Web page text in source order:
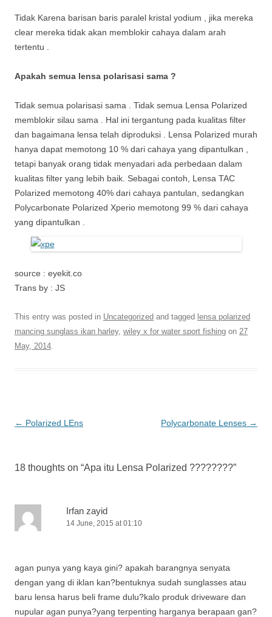
Tidak Karena barisan baris paralel kristal yodium , jika mereka
clear mereka tidak akan memblokir cahaya dalam arah
tertentu .
Apakah semua lensa polarisasi sama ?
Tidak semua polarisasi sama . Tidak semua Lensa Polarized
memblokir silau sama . Hal ini tergantung pada kualitas filter
dan bagaimana lensa telah diproduksi . Lensa Polarized murah
hanya dapat memotong 10 % dari cahaya yang dipantulkan ,
tetapi banyak orang tidak menyadari ada perbedaan dalam
kualitas filter yang lebih baik. Sebagai contoh, Lensa TAC
Polarized memotong 40% dari cahaya pantulan, sedangkan
Polycarbonate Polarized Xperio memotong 99 % dari cahaya
yang dipantulkan .
source : eyekit.co
Trans by : JS
This entry was posted in Uncategorized and tagged lensa polarized
mancing sunglass ikan harley, wiley x for water sport fishing on 27
May, 2014.
Post
← Polarized LEns Polycarbonate Lenses →
18 thoughts on “Apa itu Lensa Polarized ????????”
Irfan zayid
14 June, 2015 at 01:10
agan punya yang kaya gini? apakah barangnya senyata
dengan yang di iklan kan?bentuknya sudah sunglasses atau
baru lensa harus beli frame dulu?kalo produk driveware dan
nupular agan punya?yang terpenting harganya berapaan gan?